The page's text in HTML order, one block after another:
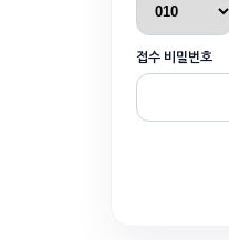
접수 비밀번호